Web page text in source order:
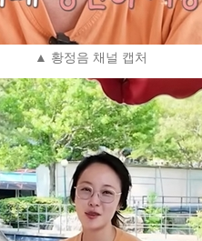
▲ 황정음 채널 캡처